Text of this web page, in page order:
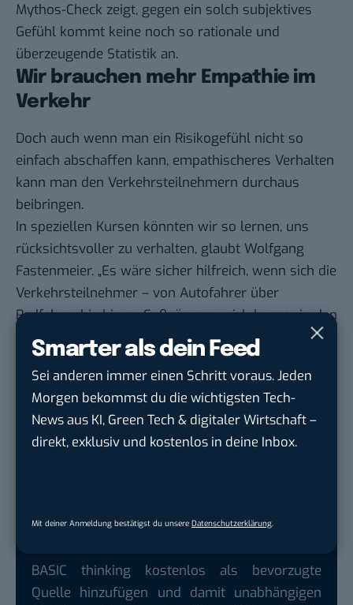
Smarter als dein Feed
Sei anderen immer einen Schritt voraus. Jeden
Morgen bekommst du die wichtigsten Tech-
News aus KI, Green Tech & digitaler Wirtschaft –
direkt, exklusiv und kostenlos in deine Inbox.
Mit deiner Anmeldung bestätigst du unsere Datenschutzerklärung.
Mythos-Check zeigt, gegen ein solch subjektives
Gefühl kommt keine noch so rationale und
überzeugende Statistik an.
Wir brauchen mehr Empathie im
Verkehr
Doch auch wenn man ein Risikogefühl nicht so
einfach abschaffen kann, empathischeres Verhalten
kann man den Verkehrsteilnehmern durchaus
beibringen.
In speziellen Kursen könnten wir so lernen, uns
rücksichtsvoller zu verhalten, glaubt Wolfgang
Fastenmeier. „Es wäre sicher hilfreich, wenn sich die
Verkehrsteilnehmer – von Autofahrer über
Radfahrer bis hin zu Fußgänger – sich besser in den
anderen hineinversetzen könnten.“
Anstatt zum Beispiel als Fußgänger wild über die
Straße zu rennen und dadurch riskante
Bremsmanöver zu provozieren, können wir einfach
denZebrastreifennutzen.
welche Quellen du in der Suche häufiger
BASIC thinking kostenlos als bevorzugte
Quelle hinzufügen und damit unabhängigen